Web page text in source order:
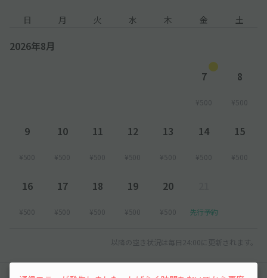
日 月 火 水 木 金 土
2026年8月
7
¥500
8
¥500
9
¥500
10
¥500
11
¥500
12
¥500
13
¥500
14
¥500
15
¥500
16
¥500
17
¥500
18
¥500
19
¥500
20
¥500 先行予約
以降の空き状況は毎日24:00に更新されます。